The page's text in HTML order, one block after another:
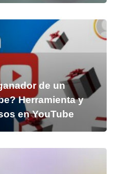
de un
Herramienta y
en YouTube